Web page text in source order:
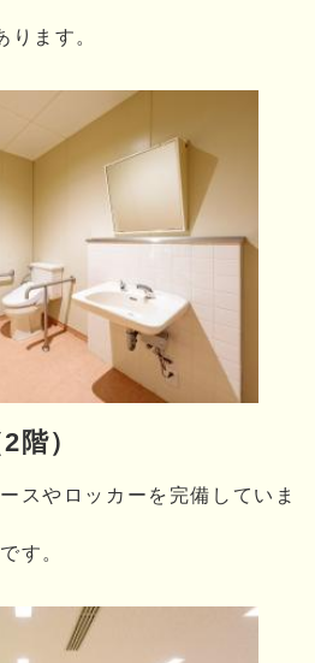
ります。
階）
スやロッカーを完備していま
す。